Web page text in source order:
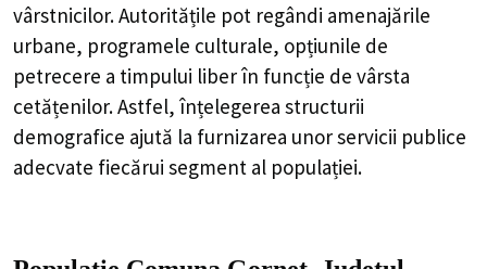
vârstnicilor. Autoritățile pot regândi amenajările
urbane, programele culturale, opțiunile de
petrecere a timpului liber în funcție de vârsta
cetățenilor. Astfel, înțelegerea structurii
demografice ajută la furnizarea unor servicii publice
adecvate fiecărui segment al populației.